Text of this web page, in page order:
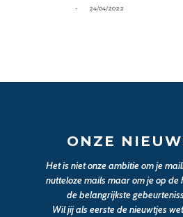
- 24/04/2022
ONZE
Het is niet onze ambitie om je
nutteloze mails maar om je op de
de belangrijkste
Wil jij als eerste de nieuwtjes